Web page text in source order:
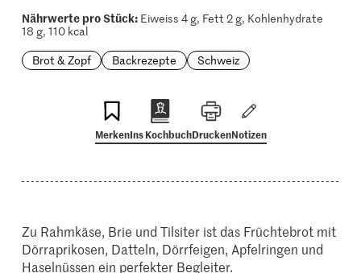
Nährwerte pro Stück:Eiweiss 4 g, Fett 2 g, Kohlenhydrate
18 g, 110 kcal
Brot & Zopf
Backrezepte Schweiz
MerkenIns KochbuchDruckenNotizen
Zu Rahmkäse, Brie und Tilsiter ist das Früchtebrot mit
Dörraprikosen, Datteln, Dörrfeigen, Apfelringen und
Haselnüssen ein perfekter Begleiter.